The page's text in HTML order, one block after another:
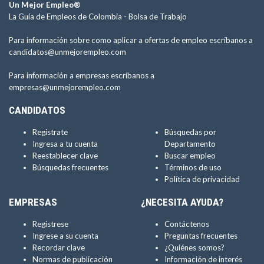
Un Mejor Empleo®
La Guía de Empleos de Colombia - Bolsa de Trabajo
Para información sobre como aplicar a ofertas de empleo escríbanos a
candidatos@unmejorempleo.com
Para información a empresas escríbanos a
empresas@unmejorempleo.com
CANDIDATOS
Regístrate
Ingresa a tu cuenta
Reestablecer clave
Búsquedas frecuentes
Búsquedas por
Departamento
Buscar empleo
Términos de uso
Política de privacidad
EMPRESAS
Regístrese
Ingrese a su cuenta
Recordar clave
Normas de publicación
¿NECESITA AYUDA?
Contáctenos
Preguntas frecuentes
¿Quiénes somos?
Información de interés